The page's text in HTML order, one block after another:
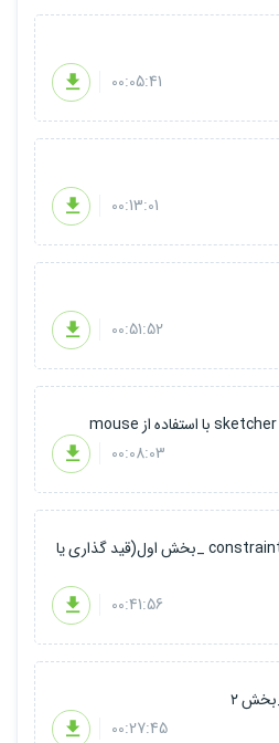
00:05:41
00:13:01
00:51:52
00:08:03
آموزش جعبه جعبه ابزار constraint _بخش اول(قید گذاری یا
00:41:56
00:27:45